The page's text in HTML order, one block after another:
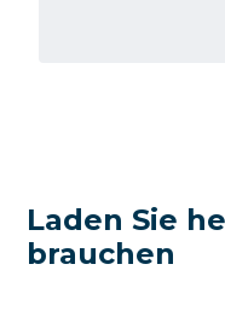
Laden Sie
brauchen